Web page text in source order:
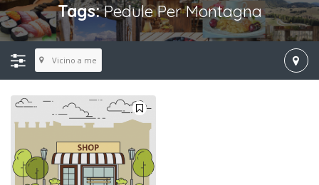
Tags:Pedule Per Montagna
Vicino a me